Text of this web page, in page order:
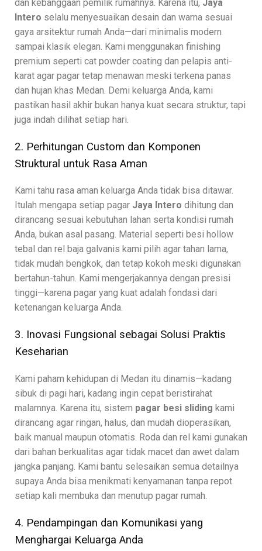
dan kebanggaan pemilik rumahnya. Karena itu, Jaya
Intero selalu menyesuaikan desain dan warna sesuai
gaya arsitektur rumah Anda—dari minimalis modern
sampai klasik elegan. Kami menggunakan finishing
premium seperti cat powder coating dan pelapis anti-
karat agar pagar tetap menawan meski terkena panas
dan hujan khas Medan. Demi keluarga Anda, kami
pastikan hasil akhir bukan hanya kuat secara struktur, tapi
juga indah dilihat setiap hari.
2. Perhitungan Custom dan Komponen
Struktural untuk Rasa Aman
Kami tahu rasa aman keluarga Anda tidak bisa ditawar.
Itulah mengapa setiap pagar Jaya Intero dihitung dan
dirancang sesuai kebutuhan lahan serta kondisi rumah
Anda, bukan asal pasang. Material seperti besi hollow
tebal dan rel baja galvanis kami pilih agar tahan lama,
tidak mudah bengkok, dan tetap kokoh meski digunakan
bertahun-tahun. Kami mengerjakannya dengan presisi
tinggi—karena pagar yang kuat adalah fondasi dari
ketenangan keluarga Anda.
3. Inovasi Fungsional sebagai Solusi Praktis
Keseharian
Kami paham kehidupan di Medan itu dinamis—kadang
sibuk di pagi hari, kadang ingin cepat beristirahat
malamnya. Karena itu, sistem pagar besi sliding kami
dirancang agar ringan, halus, dan mudah dioperasikan,
baik manual maupun otomatis. Roda dan rel kami gunakan
dari bahan berkualitas agar tidak macet dan awet dalam
jangka panjang. Kami bantu selesaikan semua detailnya
supaya Anda bisa menikmati kenyamanan tanpa repot
setiap kali membuka dan menutup pagar rumah.
4. Pendampingan dan Komunikasi yang
Menghargai Keluarga Anda